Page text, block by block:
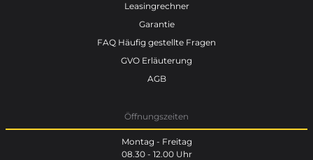
Leasingrechner
Garantie
FAQ Häufig gestellte Fragen
GVO Erläuterung
AGB
Öffnungszeiten
Montag - Freitag
08.30 - 12.00 Uhr